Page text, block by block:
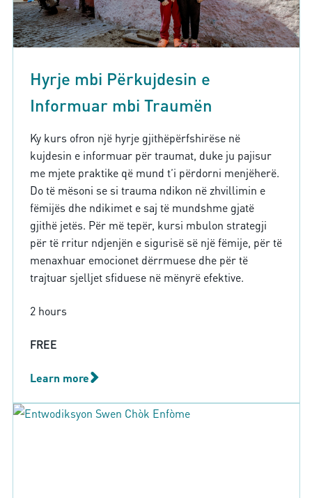
Hyrje mbi Përkujdesin e
Informuar mbi Traumën
Ky kurs ofron një hyrje gjithëpërfshirëse në
kujdesin e informuar për traumat, duke ju pajisur
me mjete praktike që mund t’i përdorni menjëherë.
Do të mësoni se si trauma ndikon në zhvillimin e
fëmijës dhe ndikimet e saj të mundshme gjatë
gjithë jetës. Për më tepër, kursi mbulon strategji
për të rritur ndjenjën e sigurisë së një fëmije, për të
menaxhuar emocionet dërrmuese dhe për të
trajtuar sjelljet sfiduese në mënyrë efektive.
2 hours
FREE
Learn more